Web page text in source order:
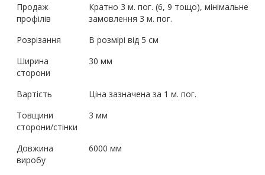
Продаж
профілів
Кратно 3 м. пог. (6, 9 тощо), мінімальне
замовлення 3 м. пог.
Розрізання
В розмірі від 5 см
Ширина
сторони
30 мм
Вартість
Ціна зазначена за 1 м. пог.
Товщини
сторони/стінки
3 мм
Довжина
виробу
6000 мм